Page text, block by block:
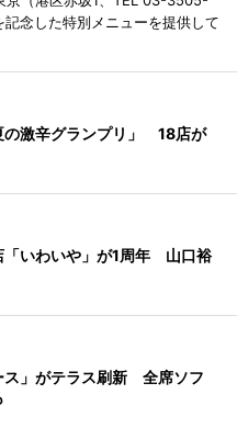
念した特別メニューを提供して
の激辛グランプリ」 18店が
「いわいや」が1周年 山口裕
ス」がテラス刷新 全席ソフ